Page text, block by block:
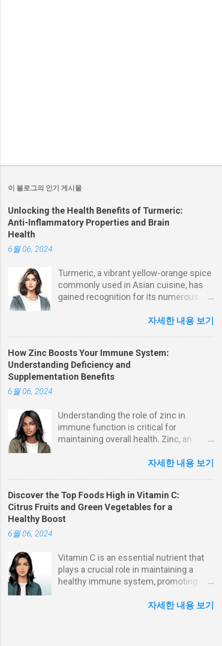
이 블로그의 인기 게시물
Unlocking the Health Benefits of Turmeric:
Anti-Inflammatory Properties and Brain
Health
6월 06, 2024
Turmeric, a vibrant yellow-orange spice
commonly used in Asian cuisine, has
gained recognition for its numerous
anti-inflammatory properties of
play a role in preventing chronic
diseases, boosting mental health, and
how you can easily incorporate it into
golden-yellow spice derived from the
Curcuma longa plant, is renowned not
only for its culinary uses but also for its
component in turmeric is curcumin,
delves into the diverse health benefits
of turmeric, particularly its anti-
inflammatory properties and its
Turmeric has been used for centuries
in traditional medicine systems like
Ayurveda and Traditional C...
자세한 내용 보기
How Zinc Boosts Your Immune System:
Understanding Deficiency and
Supplementation Benefits
6월 06, 2024
Understanding the role of zinc in
immune function is critical for
maintaining overall health. Zinc, an
the proper functioning of the immune
of zinc deficiency, and the benefits of
zinc supplementation. We delve into
how zinc supports both innate and
through which it enhances immune
responses. By examining current
research, we aim to highlight why
for a robust immune system. The
자세한 내용 보기
Discover the Top Foods High in Vitamin C:
Citrus Fruits and Green Vegetables for a
Healthy Boost
6월 06, 2024
Vitamin C is an essential nutrient that
plays a crucial role in maintaining a
healthy immune system, promoting
antioxidant. Despite its importance, our
자세한 내용 보기